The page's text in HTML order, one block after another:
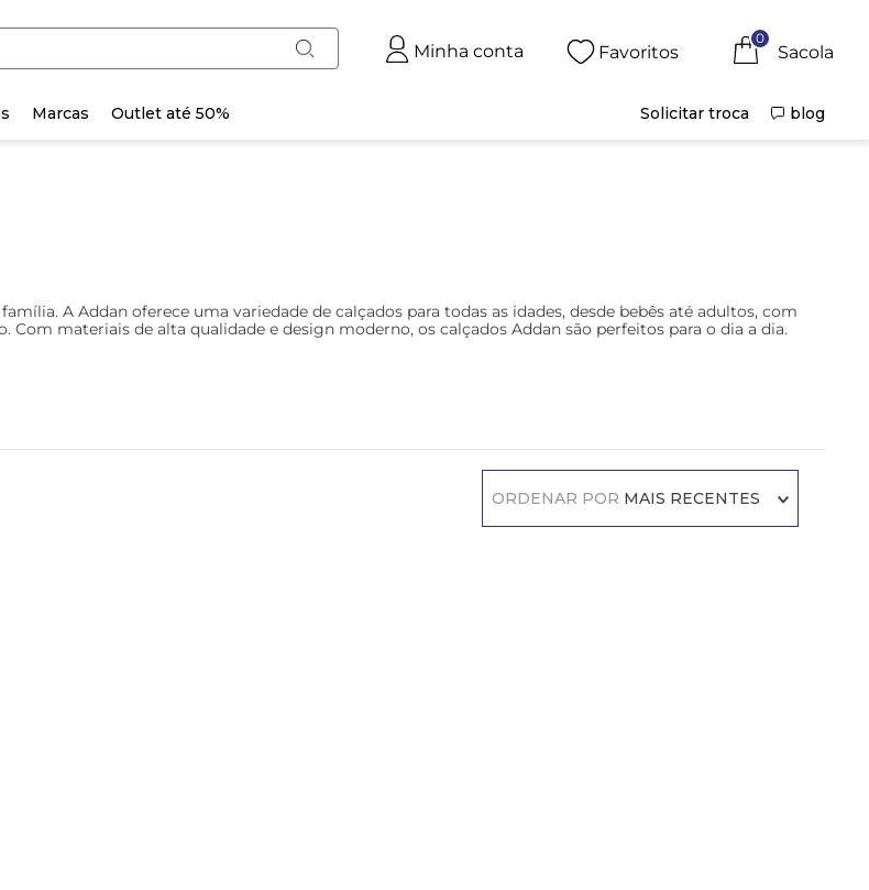
Minha conta Favoritos
0
Marcas Outlet até 50% Solicitar troca blog
A Addan oferece uma variedade de calçados para todas as idades, desde bebês até adultos, com
materiais de alta qualidade e design moderno, os calçados Addan são perfeitos para o dia a dia.
ORDENAR POR MAIS RECENTES